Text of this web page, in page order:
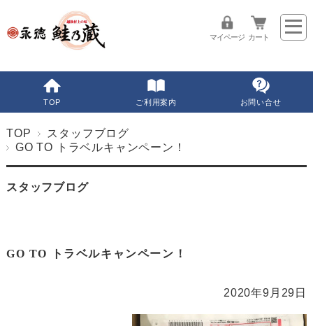
マイページ カート
TOP ご利用案内 お問い合せ
TOP
スタッフブログ
GO TO トラベルキャンペーン！
スタッフブログ
GO TO トラベルキャンペーン！
2020年9月29日